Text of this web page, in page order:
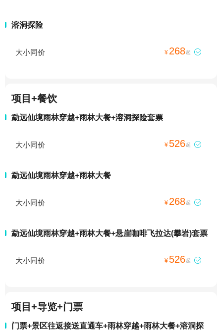
溶洞探险
大小同价 ¥ 268起 
项目+餐饮
勐远仙境雨林穿越+雨林大餐+溶洞探险套票
大小同价 ¥ 526起 
勐远仙境雨林穿越+雨林大餐
大小同价 ¥ 268起 
勐远仙境雨林穿越+雨林大餐+悬崖咖啡飞拉达(攀岩)套票
大小同价 ¥ 526起 
项目+导览+门票
门票+景区往返接送直通车+雨林穿越+雨林大餐+溶洞探